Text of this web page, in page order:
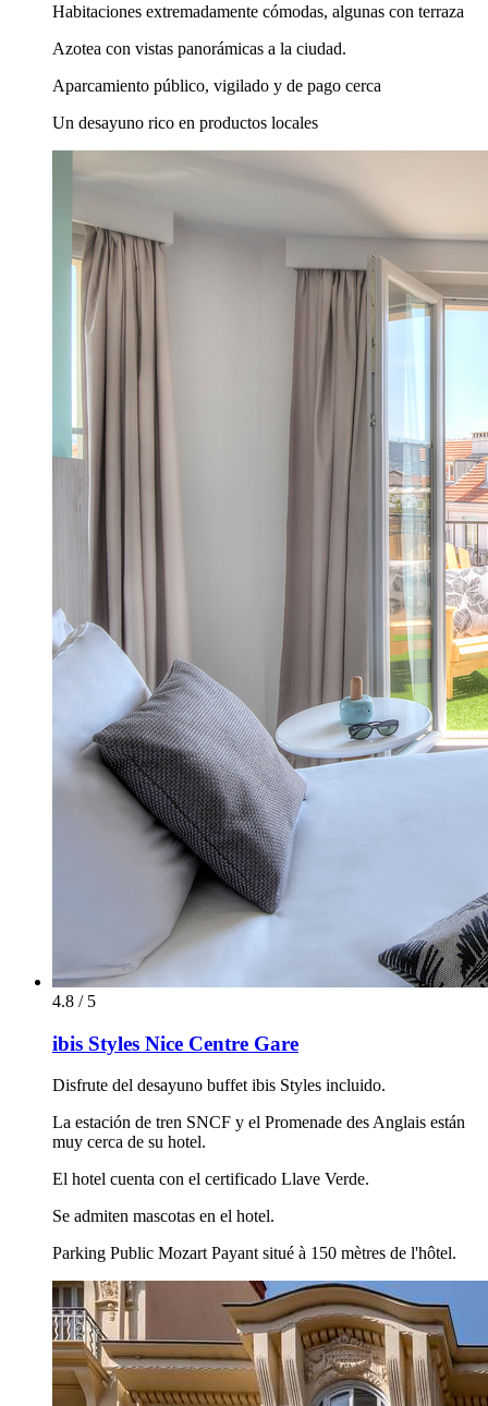
Habitaciones extremadamente cómodas, algunas con terraza
Azotea con vistas panorámicas a la ciudad.
Aparcamiento público, vigilado y de pago cerca
Un desayuno rico en productos locales
4.8 / 5
ibis Styles Nice Centre Gare
Disfrute del desayuno buffet ibis Styles incluido.
La estación de tren SNCF y el Promenade des Anglais están
muy cerca de su hotel.
El hotel cuenta con el certificado Llave Verde.
Se admiten mascotas en el hotel.
Parking Public Mozart Payant situé à 150 mètres de l'hôtel.